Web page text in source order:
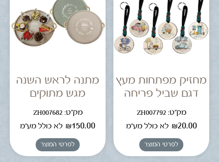
מחזיק מפתחות מעץ
דגם שביל פריחה
מק"ט: ZH007792
₪20.00 לא כולל מע"מ
לפרטי המוצר
מתנה לראש השנה
מגש מתוקים
מק"ט: ZH007682
₪150.00 לא כולל מע"מ
לפרטי המוצר